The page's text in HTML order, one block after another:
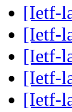
[Ietf-
[Ietf-
[Ietf-
[Ietf-
[Ietf-